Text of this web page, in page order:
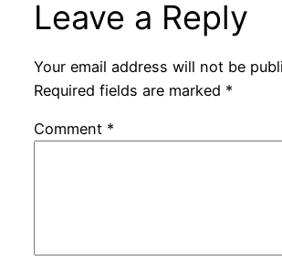
Leave a Reply
Your email address will not be
Required fields are marked *
Comment *